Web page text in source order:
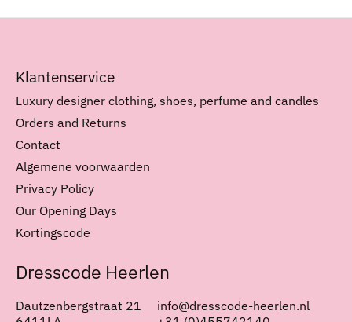
Klantenservice
Luxury designer clothing, shoes, perfume and candles
Orders and Returns
Contact
Algemene voorwaarden
Privacy Policy
Our Opening Days
Kortingscode
Dresscode Heerlen
Dautzenbergstraat 21
info@dresscode-heerlen.nl